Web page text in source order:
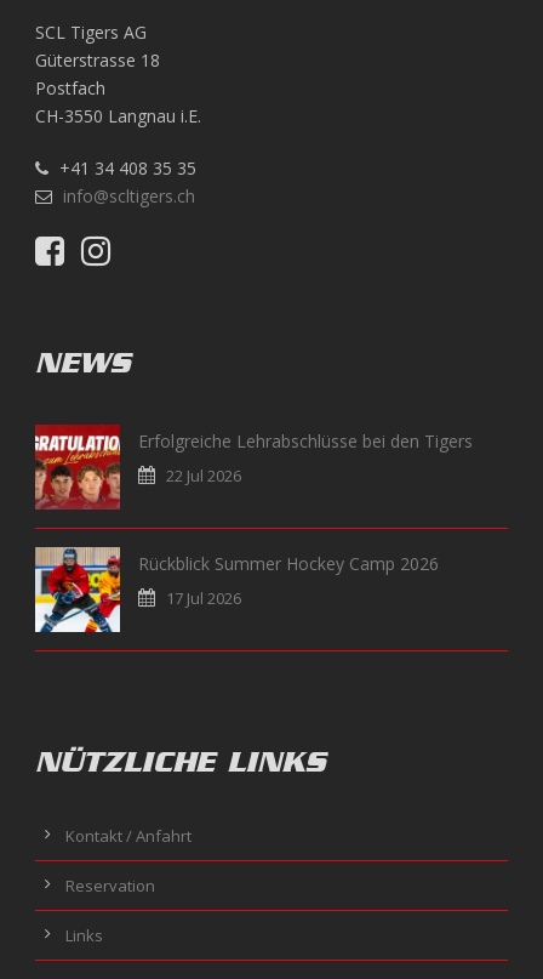
SCL Tigers AG
Güterstrasse 18
Postfach
CH-3550 Langnau i.E.
+41 34 408 35 35
info@scltigers.ch
NEWS
Erfolgreiche Lehrabschlüsse bei den Tigers
22 Jul 2026
Rückblick Summer Hockey Camp 2026
17 Jul 2026
NÜTZLICHE LINKS
Kontakt / Anfahrt
Reservation
Links